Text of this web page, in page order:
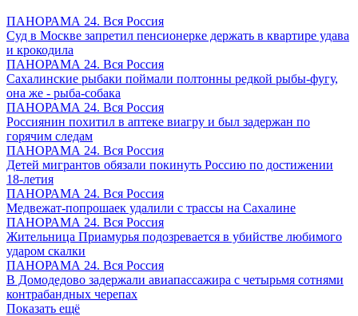
ПАНОРАМА 24. Вся Россия
Суд в Москве запретил пенсионерке держать в квартире удава
и крокодила
ПАНОРАМА 24. Вся Россия
Сахалинские рыбаки поймали полтонны редкой рыбы-фугу,
она же - рыба-собака
ПАНОРАМА 24. Вся Россия
Россиянин похитил в аптеке виагру и был задержан по
горячим следам
ПАНОРАМА 24. Вся Россия
Детей мигрантов обязали покинуть Россию по достижении
18-летия
ПАНОРАМА 24. Вся Россия
Медвежат-попрошаек удалили с трассы на Сахалине
ПАНОРАМА 24. Вся Россия
Жительница Приамурья подозревается в убийстве любимого
ударом скалки
ПАНОРАМА 24. Вся Россия
В Домодедово задержали авиапассажира с четырьмя сотнями
контрабандных черепах
Показать ещё